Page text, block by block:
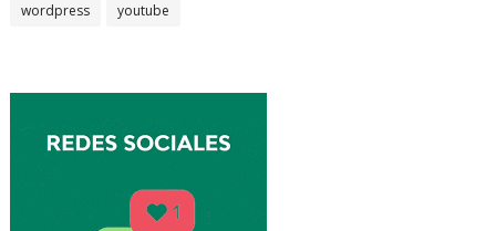
wordpress youtube